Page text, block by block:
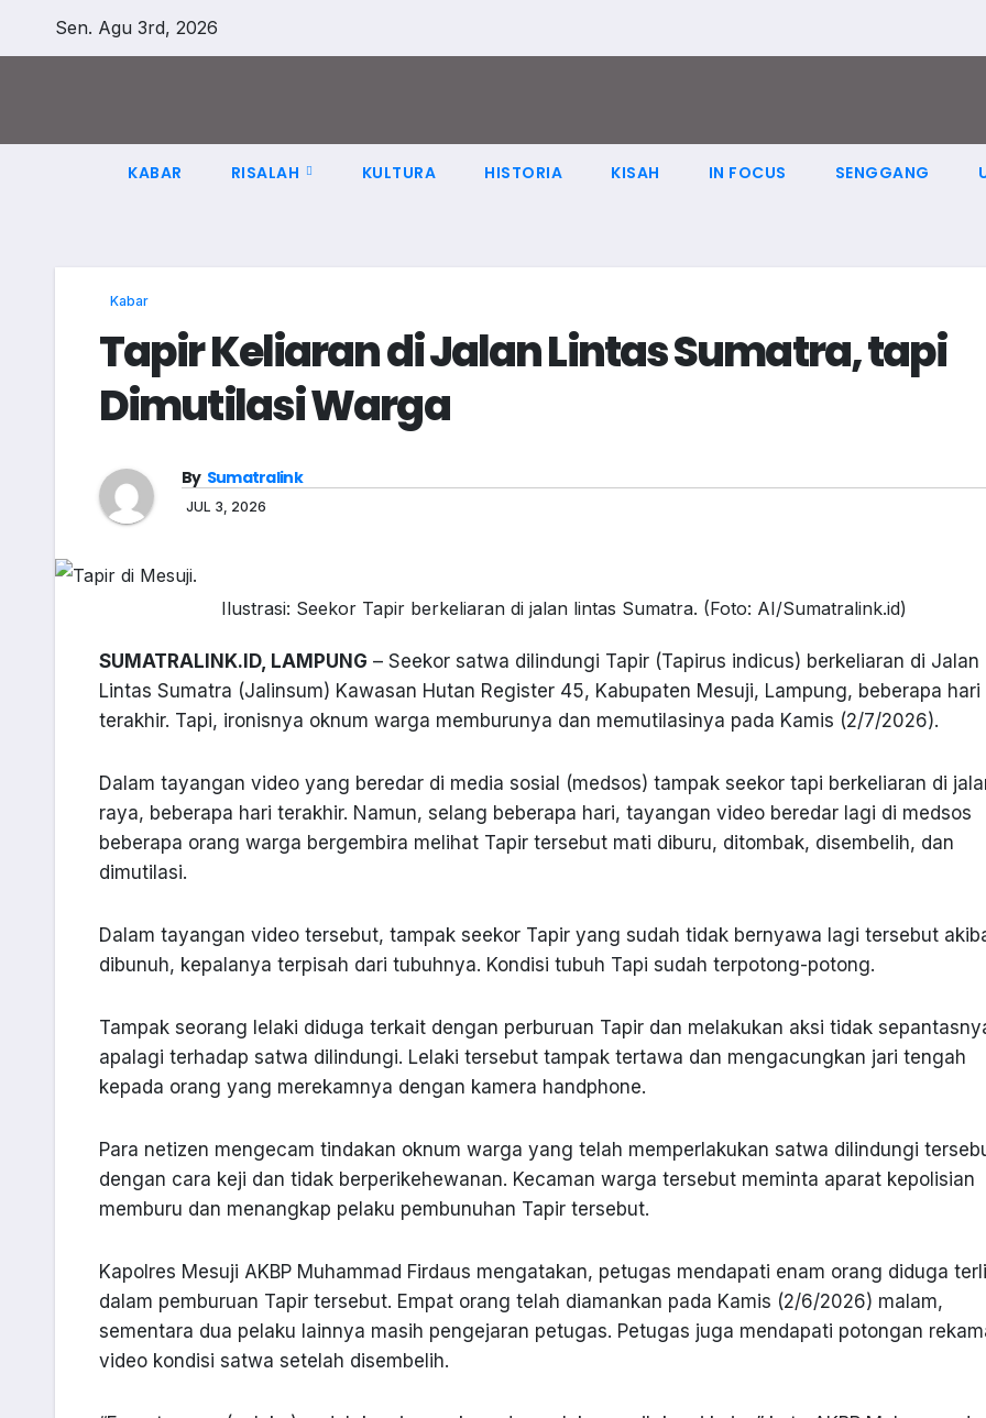
Sen. Agu 3rd, 2026
KABAR RISALAH KULTURA HISTORIA KISAH IN FOCUS SENGGANG
Kabar
Tapir Keliaran di Jalan Lintas Sumatra, tapi
Dimutilasi Warga
By Sumatralink
JUL 3, 2026
Ilustrasi: Seekor Tapir berkeliaran di jalan lintas Sumatra. (Foto: AI/Sumatralink.id)
SUMATRALINK.ID, LAMPUNG – Seekor satwa dilindungi Tapir (Tapirus indicus) berkeliaran di Jalan
Lintas Sumatra (Jalinsum) Kawasan Hutan Register 45, Kabupaten Mesuji, Lampung, beberapa hari
terakhir. Tapi, ironisnya oknum warga memburunya dan memutilasinya pada Kamis (2/7/2026).
Dalam tayangan video yang beredar di media sosial (medsos) tampak seekor tapi berkeliaran di
raya, beberapa hari terakhir. Namun, selang beberapa hari, tayangan video beredar lagi di medsos
beberapa orang warga bergembira melihat Tapir tersebut mati diburu, ditombak, disembelih, dan
dimutilasi.
Dalam tayangan video tersebut, tampak seekor Tapir yang sudah tidak bernyawa lagi tersebut
dibunuh, kepalanya terpisah dari tubuhnya. Kondisi tubuh Tapi sudah terpotong-potong.
Tampak seorang lelaki diduga terkait dengan perburuan Tapir dan melakukan aksi tidak
apalagi terhadap satwa dilindungi. Lelaki tersebut tampak tertawa dan mengacungkan jari tengah
kepada orang yang merekamnya dengan kamera handphone.
Para netizen mengecam tindakan oknum warga yang telah memperlakukan satwa dilindungi
dengan cara keji dan tidak berperikehewanan. Kecaman warga tersebut meminta aparat kepolisian
memburu dan menangkap pelaku pembunuhan Tapir tersebut.
Kapolres Mesuji AKBP Muhammad Firdaus mengatakan, petugas mendapati enam orang diduga
dalam pemburuan Tapir tersebut. Empat orang telah diamankan pada Kamis (2/6/2026) malam,
sementara dua pelaku lainnya masih pengejaran petugas. Petugas juga mendapati potongan
video kondisi satwa setelah disembelih.